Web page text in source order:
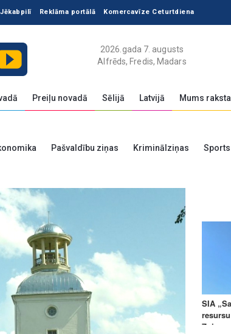
Reklāma portālā Komercavīze Ceturtdiena
2026.gada 7. augusts
Alfrēds, Fredis, Madars
Preiļu novadā Sēlijā Latvijā Mums raksta
Pašvaldību ziņas Kriminālziņas Sports